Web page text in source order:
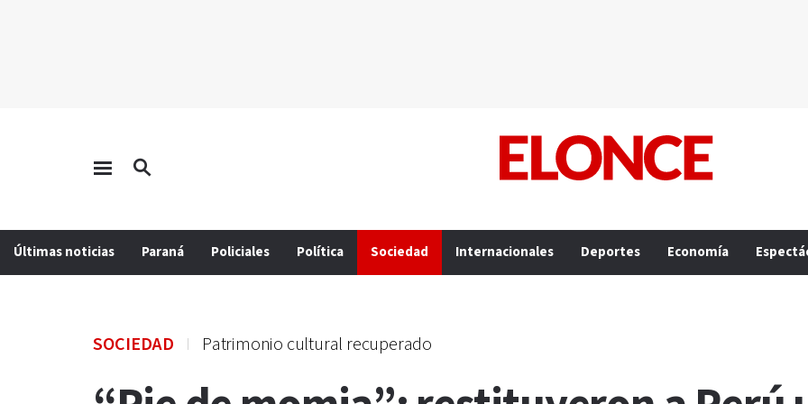
Últimas noticias Paraná Policiales Política Sociedad Internacionales Deportes Economía
SOCIEDAD Patrimonio cultural recuperado